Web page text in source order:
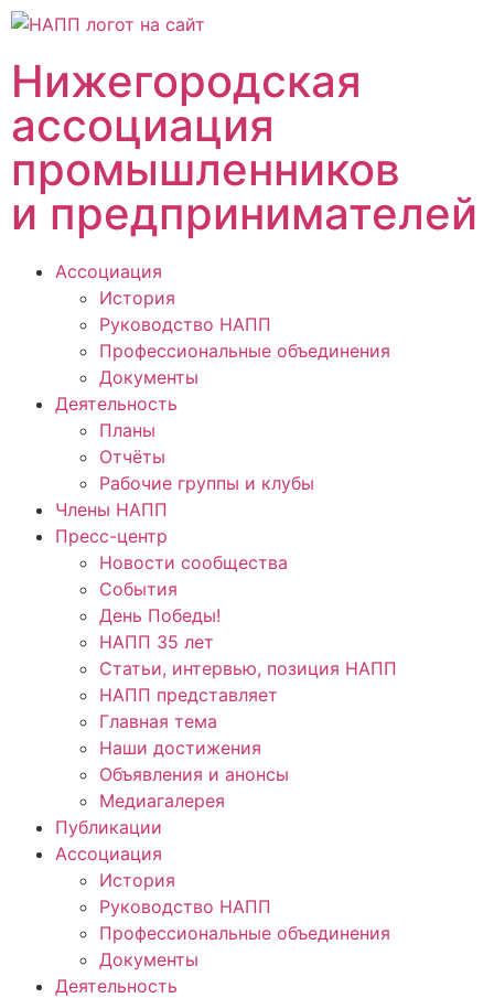
Нижегородская
ассоциация
промышленников
и предпринимателей
Ассоциация
История
Руководство НАПП
Профессиональные объединения
Документы
Деятельность
Планы
Отчёты
Рабочие группы и клубы
Члены НАПП
Пресс-центр
Новости сообщества
События
День Победы!
НАПП 35 лет
Статьи, интервью, позиция НАПП
НАПП представляет
Главная тема
Наши достижения
Объявления и анонсы
Медиагалерея
Публикации
Ассоциация
История
Руководство НАПП
Профессиональные объединения
Документы
Деятельность